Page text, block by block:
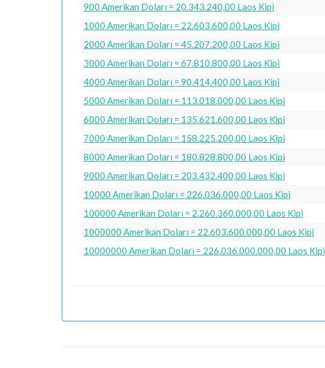
900 Amerikan Doları = 20.343.240,00 Laos Kipi
1000 Amerikan Doları = 22.603.600,00 Laos Kipi
2000 Amerikan Doları = 45.207.200,00 Laos Kipi
3000 Amerikan Doları = 67.810.800,00 Laos Kipi
4000 Amerikan Doları = 90.414.400,00 Laos Kipi
5000 Amerikan Doları = 113.018.000,00 Laos Kipi
6000 Amerikan Doları = 135.621.600,00 Laos Kipi
7000 Amerikan Doları = 158.225.200,00 Laos Kipi
8000 Amerikan Doları = 180.828.800,00 Laos Kipi
9000 Amerikan Doları = 203.432.400,00 Laos Kipi
10000 Amerikan Doları = 226.036.000,00 Laos Kipi
100000 Amerikan Doları = 2.260.360.000,00 Laos Kipi
1000000 Amerikan Doları = 22.603.600.000,00 Laos Kipi
10000000 Amerikan Doları = 226.036.000.000,00 Laos Kipi